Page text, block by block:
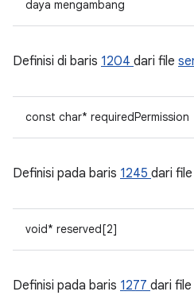
daya mengambang
Definisi di baris 1204 dari file
const char* requiredPermission
Definisi pada baris 1245 dari file
void* reserved[2]
Definisi pada baris 1277 dari file